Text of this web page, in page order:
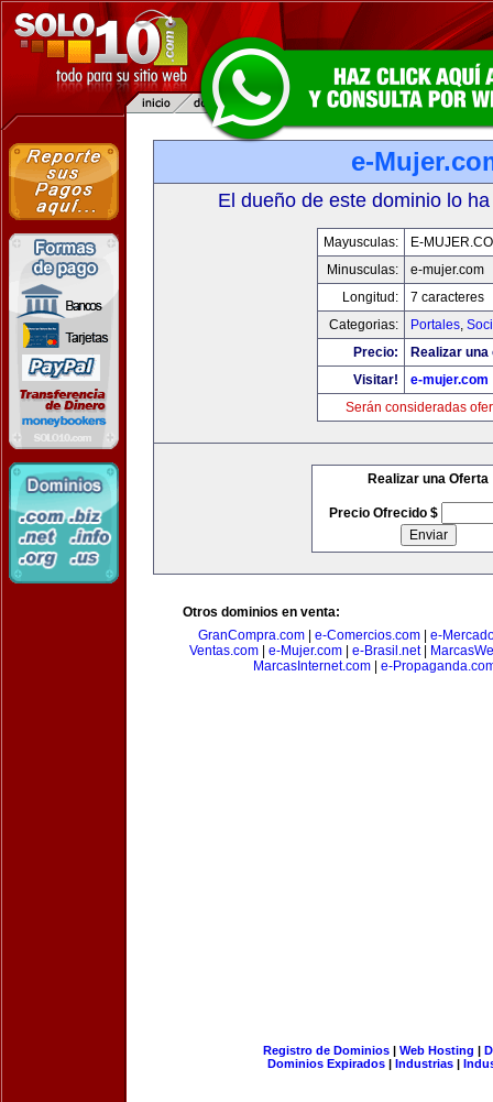
e-
El dueño de este dominio lo
Mayusculas:
E-
Minusculas:
e-mujer.com
Longitud:
7 caracteres
Categorias:
Portales,
Precio:
Realizar
Visitar!
e-mujer.com
Serán consideradas
Realizar una Oferta
Precio Ofrecido $
Otros dominios en venta:
GranCompra.com
e-Comercios.com
e-
Ventas.com| e-Mujer.com| e-Brasil.net|
MarcasInternet.com
e-
Registro de Dominios| Web Hosting |
Dominios Expirados | Industrias |